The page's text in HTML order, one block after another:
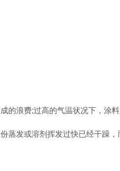
的浪费;过高的气温状况下，涂
蒸发或溶剂挥发过快已经干躁，